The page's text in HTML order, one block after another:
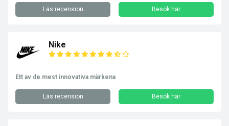
Läs recension Besök här
Nike
Ett av de mest innovativa märkena
Läs recension Besök här